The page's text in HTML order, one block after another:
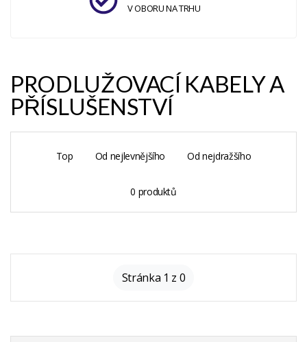
V OBORU NA TRHU
PRODLUŽOVACÍ KABELY A
PŘÍSLUŠENSTVÍ
Top Od nejlevnějšího Od nejdražšího
0 produktů
Stránka 1 z 0